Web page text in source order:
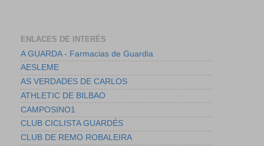
ENLACES DE INTERÉS
A GUARDA - Farmacias de Guardia
AESLEME
AS VERDADES DE CARLOS
ATHLETIC DE BILBAO
CAMPOSINO1
CLUB CICLISTA GUARDÉS
CLUB DE REMO ROBALEIRA